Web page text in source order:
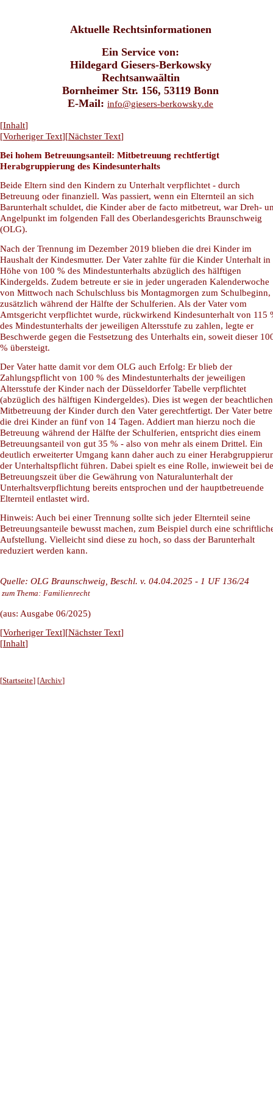
Aktuelle Rechtsinformationen
Ein Service von:
Hildegard Giesers-Berkowsky
Rechtsanwaältin
Bornheimer Str. 156, 53119 Bonn
E-Mail: info@giesers-berkowsky.de
[Inhalt]
[Vorheriger Text][Nächster Text]
Bei hohem Betreuungsanteil: Mitbetreuung rechtfertigt
Herabgruppierung des Kindesunterhalts
Beide Eltern sind den Kindern zu Unterhalt verpflichtet - durch
Betreuung oder finanziell. Was passiert, wenn ein Elternteil an sich
Barunterhalt schuldet, die Kinder aber de facto mitbetreut, war Dreh-
Angelpunkt im folgenden Fall des Oberlandesgerichts Braunschweig
(OLG).
Nach der Trennung im Dezember 2019 blieben die drei Kinder im
Haushalt der Kindesmutter. Der Vater zahlte für die Kinder Unterhalt in
Höhe von 100 % des Mindestunterhalts abzüglich des hälftigen
Kindergelds. Zudem betreute er sie in jeder ungeraden Kalenderwoche
von Mittwoch nach Schulschluss bis Montagmorgen zum Schulbeginn,
zusätzlich während der Hälfte der Schulferien. Als der Vater vom
Amtsgericht verpflichtet wurde, rückwirkend Kindesunterhalt von 115
des Mindestunterhalts der jeweiligen Altersstufe zu zahlen, legte er
Beschwerde gegen die Festsetzung des Unterhalts ein, soweit dieser
% übersteigt.
Der Vater hatte damit vor dem OLG auch Erfolg: Er blieb der
Zahlungspflicht von 100 % des Mindestunterhalts der jeweiligen
Altersstufe der Kinder nach der Düsseldorfer Tabelle verpflichtet
(abzüglich des hälftigen Kindergeldes). Dies ist wegen der beachtlichen
Mitbetreuung der Kinder durch den Vater gerechtfertigt. Der Vater
die drei Kinder an fünf von 14 Tagen. Addiert man hierzu noch die
Betreuung während der Hälfte der Schulferien, entspricht dies einem
Betreuungsanteil von gut 35 % - also von mehr als einem Drittel. Ein
deutlich erweiterter Umgang kann daher auch zu einer
der Unterhaltspflicht führen. Dabei spielt es eine Rolle, inwieweit bei
Betreuungszeit über die Gewährung von Naturalunterhalt der
Unterhaltsverpflichtung bereits entsprochen und der hauptbetreuende
Elternteil entlastet wird.
Hinweis: Auch bei einer Trennung sollte sich jeder Elternteil seine
Betreuungsanteile bewusst machen, zum Beispiel durch eine
Aufstellung. Vielleicht sind diese zu hoch, so dass der Barunterhalt
reduziert werden kann.
Quelle: OLG Braunschweig, Beschl. v. 04.04.2025 - 1 UF 136/24
zum Thema: Familienrecht
(aus: Ausgabe 06/2025)
[Vorheriger Text][Nächster Text]
[Inhalt]
[Startseite] [Archiv]